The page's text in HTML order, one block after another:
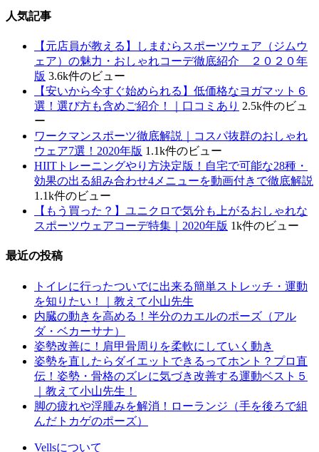
人気記事
【元店員が教える︎】しまむらスポーツウェア（ジムウ
ェア）の魅力・おしゃれコーデ徹底紹介 ２０２０年
版 3.6k件のビュー
【安いから今すぐ始められる】低価格なヨガマット６
選！選び方も含めご紹介！｜口コミあり 2.5k件のビュ
ー
ワークマンスポーツ徹底解説｜コスパ抜群のおしゃれ
ウェア7選！2020年版 1.1k件のビュー
HIITトレーニングやり方決定版！自宅で可能な28種・
効果の出る組み合わせ4メニューを動画付きで徹底解説
1.1k件のビュー
【もう買った？】ユニクロで気分も上がるおしゃれな
スポーツウェアコーデ特集｜2020年版 1k件のビュー
最近の投稿
トイレに行ったついでに出来る簡単ストレッチ・運動
を知りたい！｜教えて小山先生
内臓の動きを高める！半分のカエルのポーズ（アル
ダ・ベカーサナ）
姿勢改善に！肩甲骨周りを柔軟にしていく動き
姿勢を直したらダイエットできるってホント？プロ直
伝！姿勢・骨格のズレに気づき改善する運動ベスト５
｜教えて小山先生！
脚の疲れや浮腫みを解消！ローランジ（手を後ろで組
んだトカゲのポーズ）
Vellsについて